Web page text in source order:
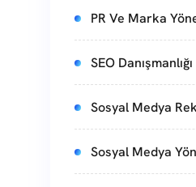
PR Ve Marka
SEO Danışmanlığı
Sosyal Medya
Sosyal Medya